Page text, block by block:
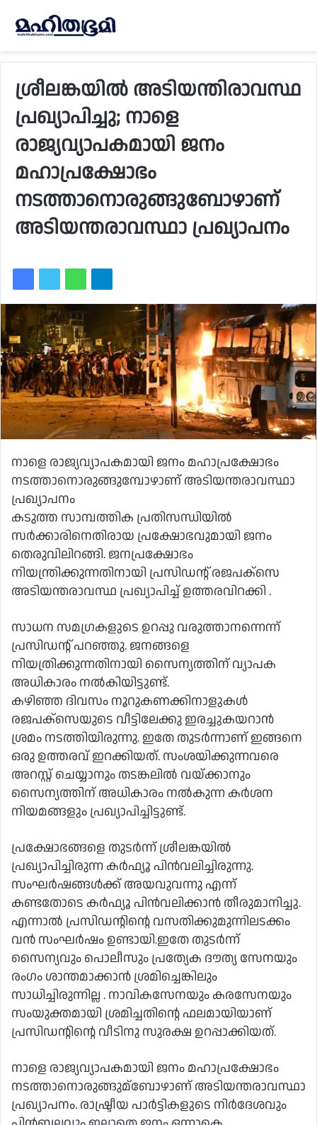
ശ്രീലങ്കയില്‍ അടിയന്തിരാവസ്ഥ
പ്രഖ്യാപിച്ചു; നാളെ
രാജ്യവ്യാപകമായി ജനം
മഹാപ്രക്ഷോഭം
നടത്താനൊരുങ്ങുബോഴാണ്
അടിയന്തരാവസ്ഥാ പ്രഖ്യാപനം
നാളെ രാജ്യവ്യാപകമായി ജനം മഹാപ്രക്ഷോഭം
നടത്താനൊരുങ്ങുമ്പോഴാണ് അടിയന്തരാവസ്ഥാ
പ്രഖ്യാപനം
കടുത്ത സാമ്പത്തിക പ്രതിസന്ധിയില്‍
സര്‍ക്കാരിനെതിരായ പ്രക്ഷോഭവുമായി ജനം
തെരുവിലിറങ്ങി. ജനപ്രക്ഷോഭം
നിയന്ത്രിക്കുന്നതിനായി പ്രസിഡന്റ് രജപക്‌സെ
അടിയന്തരാവസ്ഥ പ്രഖ്യാപിച്ച് ഉത്തരവിറക്കി .
സാധന സമഗ്രകളുടെ ഉറപ്പു വരുത്താനന്നെന്ന്
പ്രസിഡന്റ് പറഞ്ഞു. ജനങ്ങളെ
നിയത്രിക്കുന്നതിനായി സൈന്യത്തിന് വ്യാപക
അധികാരം നല്‍കിയിട്ടുണ്ട്.
കഴിഞ്ഞ ദിവസം നൂറുകണക്കിനാളുകള്‍
രജപക്‌സെയുടെ വീട്ടിലേക്കു ഇരച്ചുകയറാന്‍
ശ്രമം നടത്തിയിരുന്നു. ഇതേ തുടര്‍ന്നാണ് ഇങ്ങനെ
ഒരു ഉത്തരവ് ഇറക്കിയത്. സംശയിക്കുന്നവരെ
അറസ്റ്റ് ചെയ്യാനും തടങ്കലില്‍ വയ്ക്കാനും
സൈന്യത്തിന് അധികാരം നല്‍കുന്ന കര്‍ശന
നിയമങ്ങളും പ്രഖ്യാപിച്ചിട്ടുണ്ട്.
പ്രക്ഷോഭങ്ങളെ തുടര്‍ന്ന് ശ്രീലങ്കയില്‍
പ്രഖ്യാപിച്ചിരുന്ന കര്‍ഫ്യൂ പിന്‍വലിച്ചിരുന്നു.
സംഘര്‍ഷങ്ങള്‍ക്ക് അയവുവന്നു എന്ന്
കണ്ടതോടെ കര്‍ഫ്യൂ പിന്‍വലിക്കാന്‍ തീരുമാനിച്ചു.
എന്നാല്‍ പ്രസിഡന്റിന്റെ വസതിക്കുമുന്നിലടക്കം
വന്‍ സംഘര്‍ഷം ഉണ്ടായി.ഇതേ തുടര്‍ന്ന്
സൈന്യവും പൊലീസും പ്രത്യേക ദൗത്യ സേനയും
രംഗം ശാന്തമാക്കാന്‍ ശ്രമിച്ചെങ്കിലും
സാധിച്ചിരുന്നില്ല . നാവികസേനയും കരസേനയും
സംയുക്തമായി ശ്രമിച്ചതിന്റെ ഫലമായിയാണ്
പ്രസിഡന്റിന്റെ വീടിനു സുരക്ഷ ഉറപ്പാക്കിയത്.
നാളെ രാജ്യവ്യാപകമായി ജനം മഹാപ്രക്ഷോഭം
നടത്താനൊരുങ്ങുമ്‌ബോഴാണ് അടിയന്തരാവസ്ഥാ
പ്രഖ്യാപനം. രാഷ്ട്രീയ പാര്‍ട്ടികളുടെ നിര്‍ദേശവും